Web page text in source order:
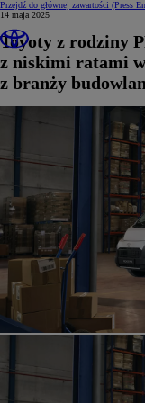
Przejdź do głównej zawartości (Press
14 maja 2025
Toyoty z rodziny
z niskimi ratami
z branży